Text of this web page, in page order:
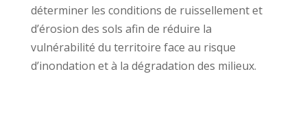
déterminer les conditions de ruissellement et
d’érosion des sols afin de réduire la
vulnérabilité du territoire face au risque
d’inondation et à la dégradation des milieux.